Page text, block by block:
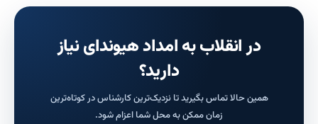
در انقلاب به امداد هیوندای نیاز
دارید؟
همین حالا تماس بگیرید تا نزدیک‌ترین کارشناس در کوتاه‌ترین
زمان ممکن به محل شما اعزام شود.